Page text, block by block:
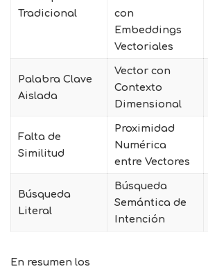
Tradicional
con
Embeddings
Vectoriales
Palabra Clave
Aislada
Vector con
Contexto
Dimensional
Falta de
Similitud
Proximidad
Numérica
entre Vectores
Búsqueda
Literal
Búsqueda
Semántica de
Intención
En resumen los